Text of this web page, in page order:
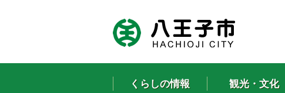
ン
タ
ー
キ
くらしの情報 観光・文化